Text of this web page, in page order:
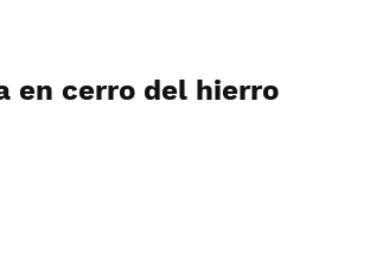
en cerro del hierro